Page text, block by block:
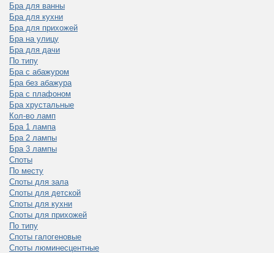
Бра для ванны
Бра для кухни
Бра для прихожей
Бра на улицу
Бра для дачи
По типу
Бра с абажуром
Бра без абажура
Бра с плафоном
Бра хрустальные
Кол-во ламп
Бра 1 лампа
Бра 2 лампы
Бра 3 лампы
Споты
По месту
Споты для зала
Споты для детской
Споты для кухни
Споты для прихожей
По типу
Споты галогеновые
Споты люминесцентные